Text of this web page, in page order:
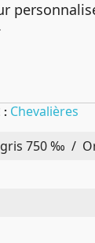
: Chevalières
750 ‰ /